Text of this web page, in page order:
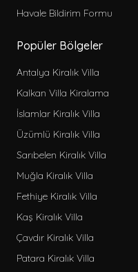
Havale Bildirim Formu
Popüler Bölgeler
Antalya Kiralık Villa
Kalkan Villa Kiralama
İslamlar Kiralık Villa
Üzümlü Kiralık Villa
Sarıbelen Kiralık Villa
Muğla Kiralık Villa
Fethiye Kiralık Villa
Kaş Kiralık Villa
Çavdır Kiralık Villa
Patara Kiralık Villa